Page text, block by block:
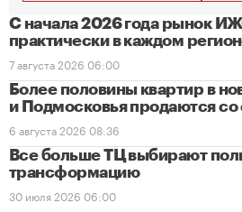
С начала 2026 года рынок
практически в каждом
7 августа 2026 06:00
Более половины квартир в
и Подмосковья продаются со
6 августа 2026 08:36
Все больше ТЦ выбирают
трансформацию
30 июля 2026 06:00